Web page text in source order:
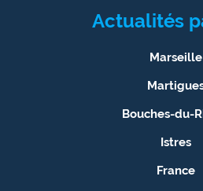
Actualités
Marseille
Bouches-du-
Istres
France